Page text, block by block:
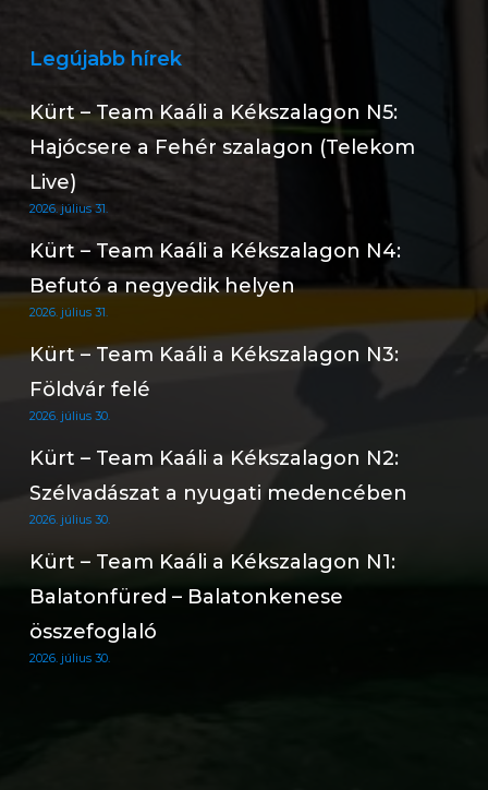
Legújabb hírek
Kürt – Team Kaáli a Kékszalagon N5:
Hajócsere a Fehér szalagon (Telekom
Live)
2026. július 31.
Kürt – Team Kaáli a Kékszalagon N4:
Befutó a negyedik helyen
2026. július 31.
Kürt – Team Kaáli a Kékszalagon N3:
Földvár felé
2026. július 30.
Kürt – Team Kaáli a Kékszalagon N2:
Szélvadászat a nyugati medencében
2026. július 30.
Kürt – Team Kaáli a Kékszalagon N1:
Balatonfüred – Balatonkenese
összefoglaló
2026. július 30.